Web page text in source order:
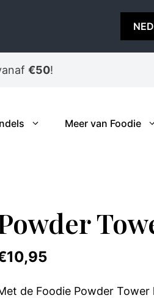
levering!
Meer van Foodie
10,95
de Foodie Powder Tower